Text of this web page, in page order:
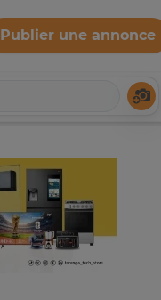
Publier une annonce